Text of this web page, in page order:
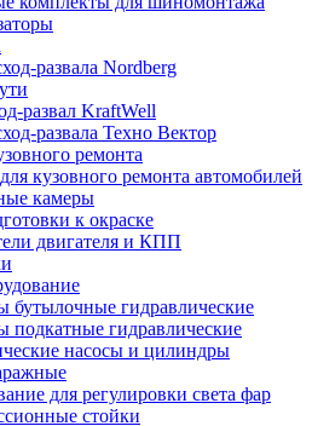
развала Nordberg
развал KraftWell
развала Техно Вектор
ремонта
кузовного ремонта автомобилей
камеры
к окраске
двигателя и КПП
бутылочные гидравлические
подкатные гидравлические
насосы и цилиндры
для регулировки света фар
стойки